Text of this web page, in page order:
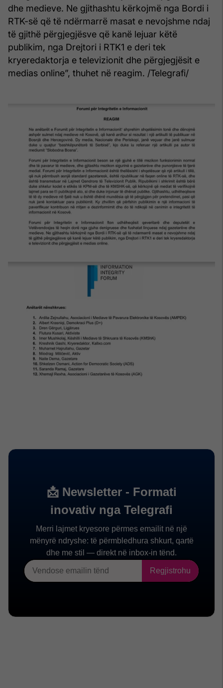
dhe medieve. Ne gjithashtu kërkojmë nga Bordi i
RTK-së që të ndërmarrë masat e nevojshme ndaj
të gjithë përgjegjësve që kanë lejuar këtë
publikim, nga Drejtori i RTK1 e deri tek
kryeredaktorja e televizionit dhe përgjegjësit e
medias online”, thuhet në reagim. /Telegrafi/